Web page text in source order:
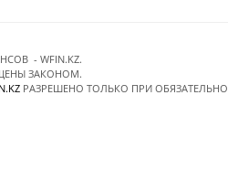
- WFIN.KZ.
ЗАКОНОМ.
РАЗРЕШЕНО ТОЛЬКО ПРИ